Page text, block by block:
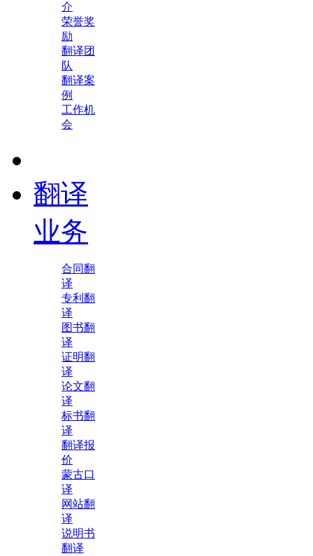
介
荣誉奖
励
翻译团
队
翻译案
例
工作机
会
翻译
业务
合同翻
译
专利翻
译
图书翻
译
证明翻
译
论文翻
译
标书翻
译
翻译报
价
蒙古口
译
网站翻
译
说明书
翻译